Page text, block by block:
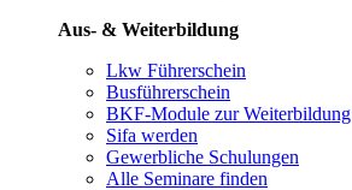
Aus- & Weiterbildung
Lkw Führerschein
Busführerschein
BKF-Module zur Weiterbildung
Sifa werden
Gewerbliche Schulungen
Alle Seminare finden